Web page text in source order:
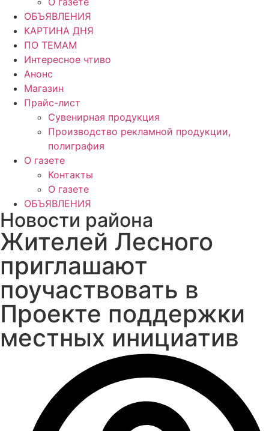
ОБЪЯВЛЕНИЯ
КАРТИНА ДНЯ
ПО ТЕМАМ
Интересное чтиво
Анонс
Магазин
Прайс-лист
Сувенирная продукция
Производство рекламной продукции,
полиграфия
О газете
Контакты
О газете
ОБЪЯВЛЕНИЯ
Новости района
Жителей Лесного
приглашают
поучаствовать в
Проекте поддержки
местных инициатив